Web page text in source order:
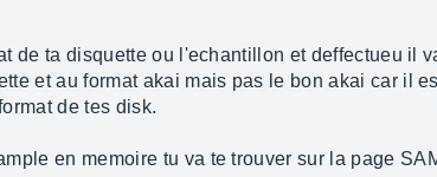
de ta disquette ou l'echantillon et deffectueu il
et au format akai mais pas le bon akai car il
de tes disk.
en memoire tu va te trouver sur la page